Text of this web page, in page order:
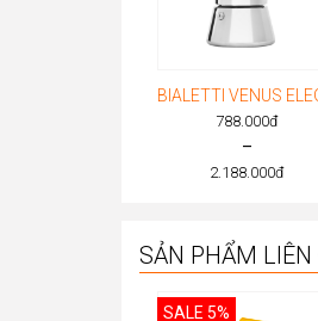
788.000đ
–
2.188.000đ
788.000đ
through
SẢN PHẨM LIÊN
SALE 5%